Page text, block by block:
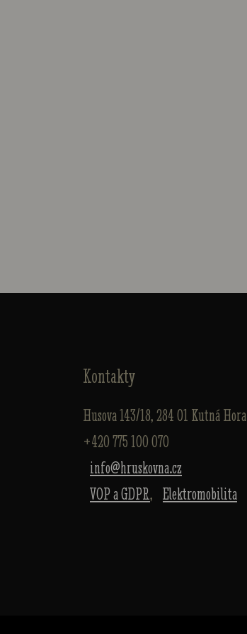
Kontakty
Husova 143/18, 284 01 Kutná Hora
+420 775 100 070
info@hruskovna.cz
VOP a GDPR, Elektromobilita